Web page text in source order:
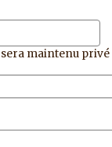
maintenu